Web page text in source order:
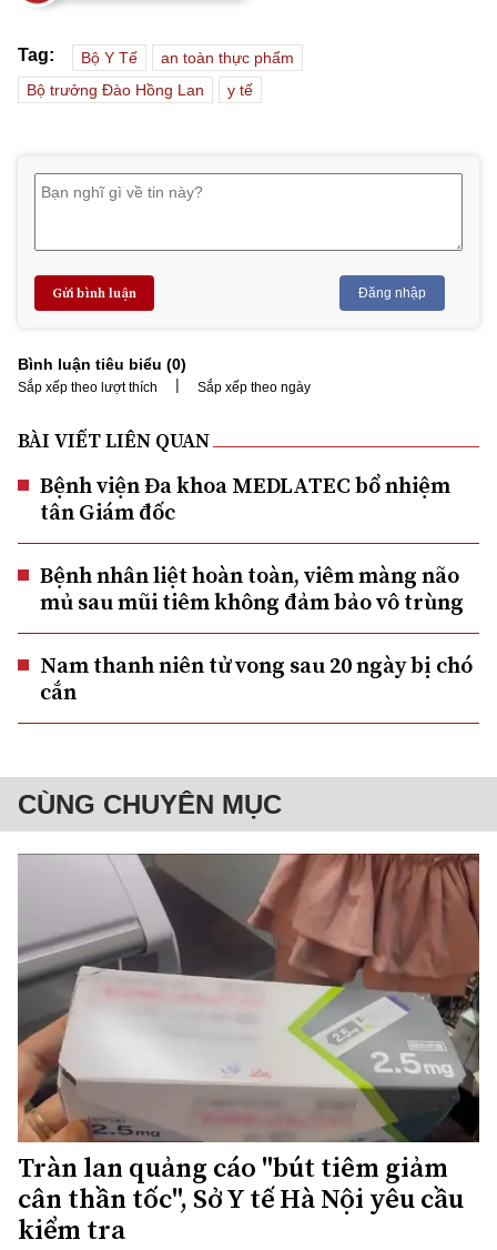
Tag: Bộ Y Tế
an toàn thực phẩm
Bộ trưởng Đào Hồng Lan
y tế
Gửi bình luận Đăng nhập
Bình luận tiêu biểu (0)
Sắp xếp theo lượt thích | Sắp xếp theo ngày
BÀI VIẾT LIÊN QUAN
Bệnh viện Đa khoa MEDLATEC bổ nhiệm
tân Giám đốc
Bệnh nhân liệt hoàn toàn, viêm màng não
mủ sau mũi tiêm không đảm bảo vô trùng
Nam thanh niên tử vong sau 20 ngày bị chó
cắn
CÙNG CHUYÊN MỤC
Tràn lan quảng cáo "bút tiêm giảm
cân thần tốc", Sở Y tế Hà Nội yêu cầu
kiểm tra